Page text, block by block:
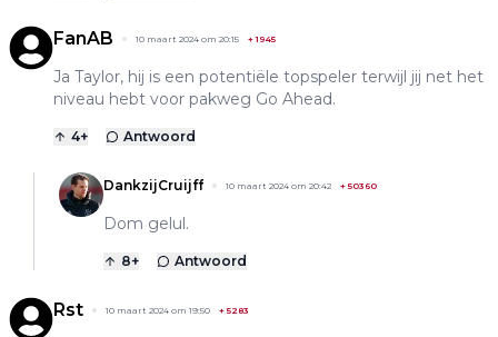
FanAB 10 maart 2024 om 20:15 +1945
Ja Taylor, hij is een potentiële topspeler terwijl jij net het
niveau hebt voor pakweg Go Ahead.
4+ Antwoord
DankzijCruijff 10 maart 2024 om 20:42 +50360
Dom gelul.
8+ Antwoord
Rst 10 maart 2024 om 19:50 +5283